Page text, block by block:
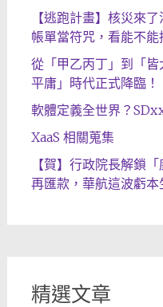
【逃跑計畫】核災來
帳單當符咒，看能不能
從「甲乙丙丁」到「
平庸」時代正式降臨！
軟體定義全世界？
XaaS 相關蒐集
【賀】行政院長解鎖
再匯款，華航這波虧本
精選文章